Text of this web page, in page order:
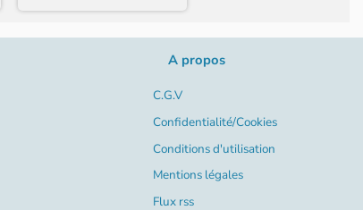
A propos
C.G.V
Confidentialité/Cookies
Conditions d'utilisation
Mentions légales
Flux rss